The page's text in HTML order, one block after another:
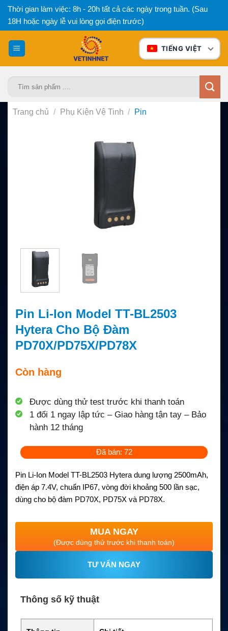
Bỏ
qua
nội
dung
Thời gian làm việc: 8h - 20h tất cả các ngày trong tuần. (Sau
18H hoặc ngày lễ vui lòng gọi điện trước)
TIẾNG VIỆT
Trang chủ / Phụ Kiện Vệ Tinh / Pin
Pin Li-Ion Model TT-BL2503
Hytera Cho Bộ Đàm
PD70X/PD75X/PD78X
Còn hàng
Được dùng thử test trước khi thanh toán
1 đổi 1 ngay lập tức – Giao hàng tận tay – Bảo
hành 12 tháng
Đã bán: 72
Pin Li-Ion Model TT-BL2503 Hytera dung lượng 2500mAh,
điện áp 7.4V, chuẩn IP67, vòng đời khoảng 500 lần sạc,
dùng cho bộ đàm PD70X, PD75X và PD78X.
MUA NGAY
(Được dùng thử trước khi thanh toán)
TƯ VẤN NGAY
Thông số kỹ thuật